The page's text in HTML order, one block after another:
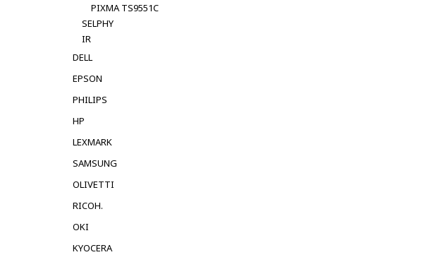
PIXMA TS9551C
SELPHY
IR
DELL
EPSON
PHILIPS
HP
LEXMARK
SAMSUNG
OLIVETTI
RICOH.
OKI
KYOCERA